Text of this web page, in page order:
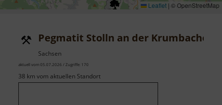
Leaflet | © OpenStreetMap
Pegmatit Stolln an der Krumbacher
Sachsen
aktuell vom 05.07.2026 / Zugriffe: 170
38 km vom aktuellen Standort